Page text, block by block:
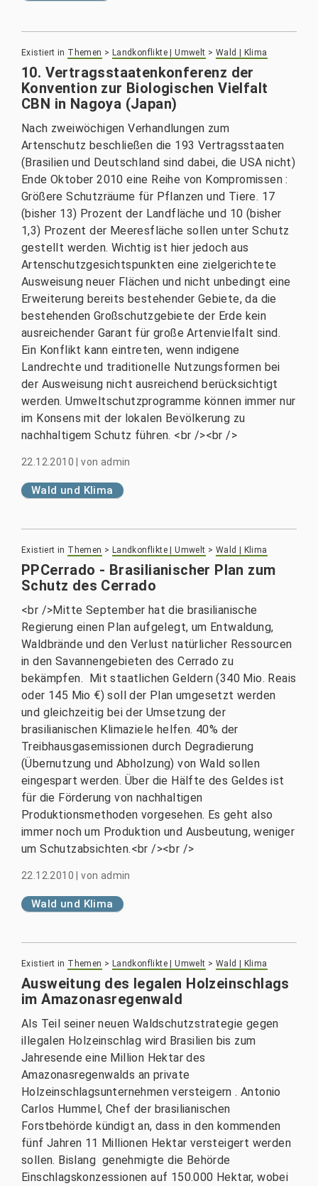
Existiert in Themen > Landkonflikte | Umwelt > Wald | Klima
10. Vertragsstaatenkonferenz der
Konvention zur Biologischen Vielfalt
CBN in Nagoya (Japan)
Nach zweiwöchigen Verhandlungen zum
Artenschutz beschließen die 193 Vertragsstaaten
(Brasilien und Deutschland sind dabei, die USA nicht)
Ende Oktober 2010 eine Reihe von Kompromissen :
Größere Schutzräume für Pflanzen und Tiere. 17
(bisher 13) Prozent der Landfläche und 10 (bisher
1,3) Prozent der Meeresfläche sollen unter Schutz
gestellt werden. Wichtig ist hier jedoch aus
Artenschutzgesichtspunkten eine zielgerichtete
Ausweisung neuer Flächen und nicht unbedingt eine
Erweiterung bereits bestehender Gebiete, da die
bestehenden Großschutzgebiete der Erde kein
ausreichender Garant für große Artenvielfalt sind.
Ein Konflikt kann eintreten, wenn indigene
Landrechte und traditionelle Nutzungsformen bei
der Ausweisung nicht ausreichend berücksichtigt
werden. Umweltschutzprogramme können immer nur
im Konsens mit der lokalen Bevölkerung zu
nachhaltigem Schutz führen. <br /><br />
22.12.2010 |von admin
Wald und Klima
Existiert in Themen > Landkonflikte | Umwelt > Wald | Klima
PPCerrado - Brasilianischer Plan zum
Schutz des Cerrado
<br />Mitte September hat die brasilianische
Regierung einen Plan aufgelegt, um Entwaldung,
Waldbrände und den Verlust natürlicher Ressourcen
in den Savannengebieten des Cerrado zu
bekämpfen. Mit staatlichen Geldern (340 Mio. Reais
oder 145 Mio €) soll der Plan umgesetzt werden
und gleichzeitig bei der Umsetzung der
brasilianischen Klimaziele helfen. 40% der
Treibhausgasemissionen durch Degradierung
(Übernutzung und Abholzung) von Wald sollen
eingespart werden. Über die Hälfte des Geldes ist
für die Förderung von nachhaltigen
Produktionsmethoden vorgesehen. Es geht also
immer noch um Produktion und Ausbeutung, weniger
um Schutzabsichten.<br /><br />
22.12.2010 |von admin
Wald und Klima
Existiert in Themen > Landkonflikte | Umwelt > Wald | Klima
Ausweitung des legalen Holzeinschlags
im Amazonasregenwald
Als Teil seiner neuen Waldschutzstrategie gegen
illegalen Holzeinschlag wird Brasilien bis zum
Jahresende eine Million Hektar des
Amazonasregenwalds an private
Holzeinschlagsunternehmen versteigern . Antonio
Carlos Hummel, Chef der brasilianischen
Forstbehörde kündigt an, dass in den kommenden
fünf Jahren 11 Millionen Hektar versteigert werden
sollen. Bislang genehmigte die Behörde
Einschlagskonzessionen auf 150.000 Hektar, wobei